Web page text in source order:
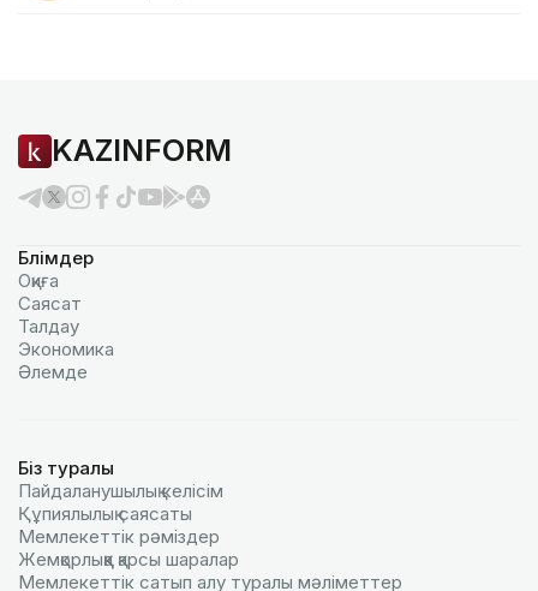
KAZINFORM
Бөлімдер
Оқиға
Саясат
Талдау
Экономика
Әлемде
Біз туралы
Пайдаланушылық келiciм
Құпиялылық саясаты
Мемлекеттік рәміздер
Жемқорлыққа қарсы шаралар
Мемлекеттік сатып алу туралы мәлiметтер